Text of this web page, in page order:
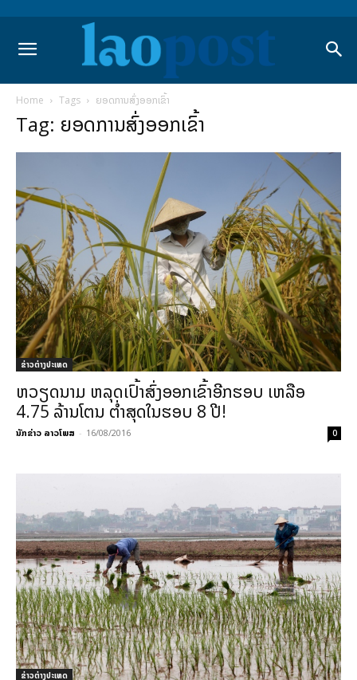
Home Tags ຍອດການສົ່ງອອກເຂົ້າ
Tag: ຍອດການສົ່ງອອກເຂົ້າ
ຂ່າວຕ່າງປະເທດ
ຫວຽດນາມ ຫລຸດເປົ້າສົ່ງອອກເຂົ້າອີກຮອບ ເຫລືອ
4.75 ລ້ານໂຕນ ຕ່ຳສຸດໃນຮອບ 8 ປີ!
ນັກຂ່າວ ລາວໂພສ - 16/08/2016 0
ຂ່າວຕ່າງປະເທດ